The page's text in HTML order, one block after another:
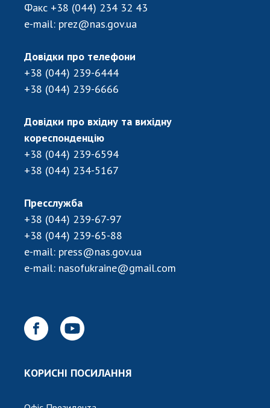
ПРОФСПІЛКА НАН УКРАЇНИ
Факс +38 (044) 234 32 43
e-mail: prez@nas.gov.ua
Довідки про телефони
+38 (044) 239-6444
+38 (044) 239-6666
Довідки про вхідну та вихідну
кореспонденцію
+38 (044) 239-6594
+38 (044) 234-5167
Пресслужба
+38 (044) 239-67-97
+38 (044) 239-65-88
e-mail: press@nas.gov.ua
e-mail: nasofukraine@gmail.com
КОРИСНІ ПОСИЛАННЯ